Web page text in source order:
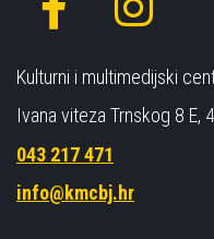
Kulturni i multimedijski
Ivana viteza Trnskog 8 E,
043 217 471
info@kmcbj.hr